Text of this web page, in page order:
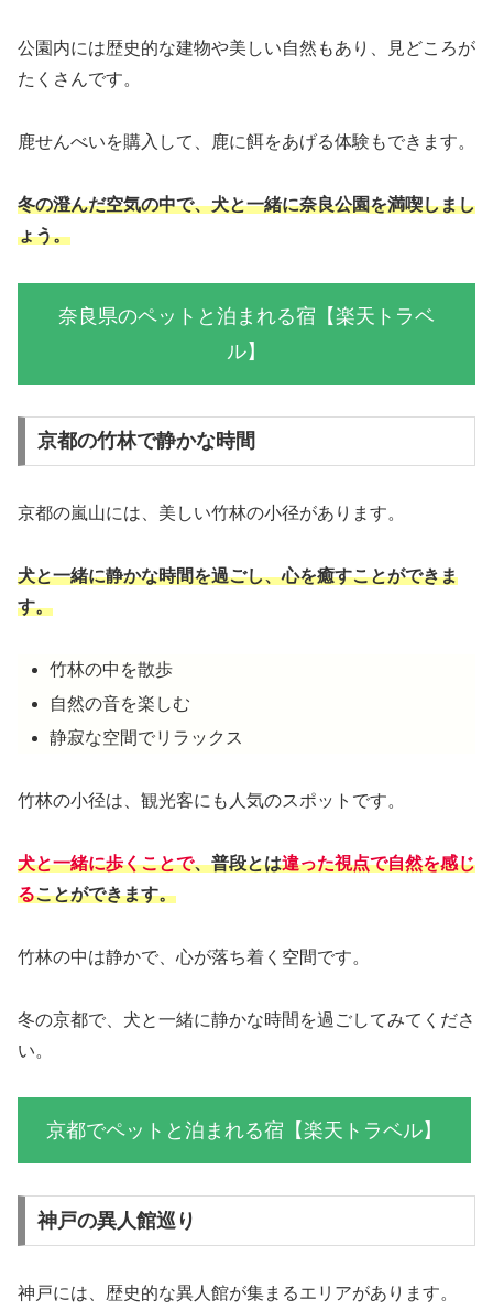
公園内には歴史的な建物や美しい自然もあり、見どころが
たくさんです。
鹿せんべいを購入して、鹿に餌をあげる体験もできます。
冬の澄んだ空気の中で、犬と一緒に奈良公園を満喫しまし
ょう。
奈良県のペットと泊まれる宿【楽天トラベ
ル】
京都の竹林で静かな時間
京都の嵐山には、美しい竹林の小径があります。
犬と一緒に静かな時間を過ごし、心を癒すことができま
す。
竹林の中を散歩
自然の音を楽しむ
静寂な空間でリラックス
竹林の小径は、観光客にも人気のスポットです。
犬と一緒に歩くことで、普段とは違った視点で自然を感じ
ることができます。
竹林の中は静かで、心が落ち着く空間です。
冬の京都で、犬と一緒に静かな時間を過ごしてみてくださ
い。
京都でペットと泊まれる宿【楽天トラベル】
神戸の異人館巡り
神戸には、歴史的な異人館が集まるエリアがあります。